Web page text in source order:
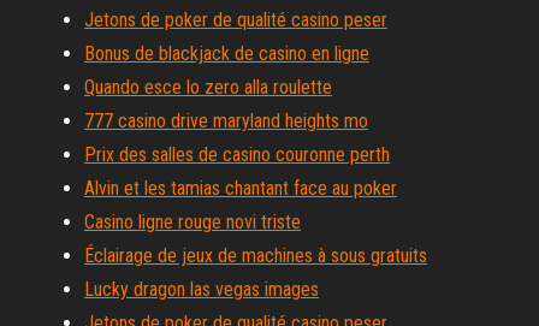
Jetons de poker de qualité casino peser
Bonus de blackjack de casino en ligne
Quando esce lo zero alla roulette
777 casino drive maryland heights mo
Prix des salles de casino couronne perth
Alvin et les tamias chantant face au poker
Casino ligne rouge novi triste
Éclairage de jeux de machines à sous gratuits
Lucky dragon las vegas images